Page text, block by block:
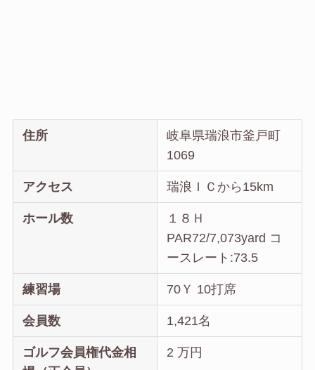
住所
岐阜県瑞浪市釜戸町
1069
アクセス 瑞浪ＩＣから15km
ホール数
１８Ｈ
PAR72/7,073yard コ
ースレート:73.5
練習場 70Ｙ 10打席
会員数 1,421名
ゴルフ会員権代金相
2 万円